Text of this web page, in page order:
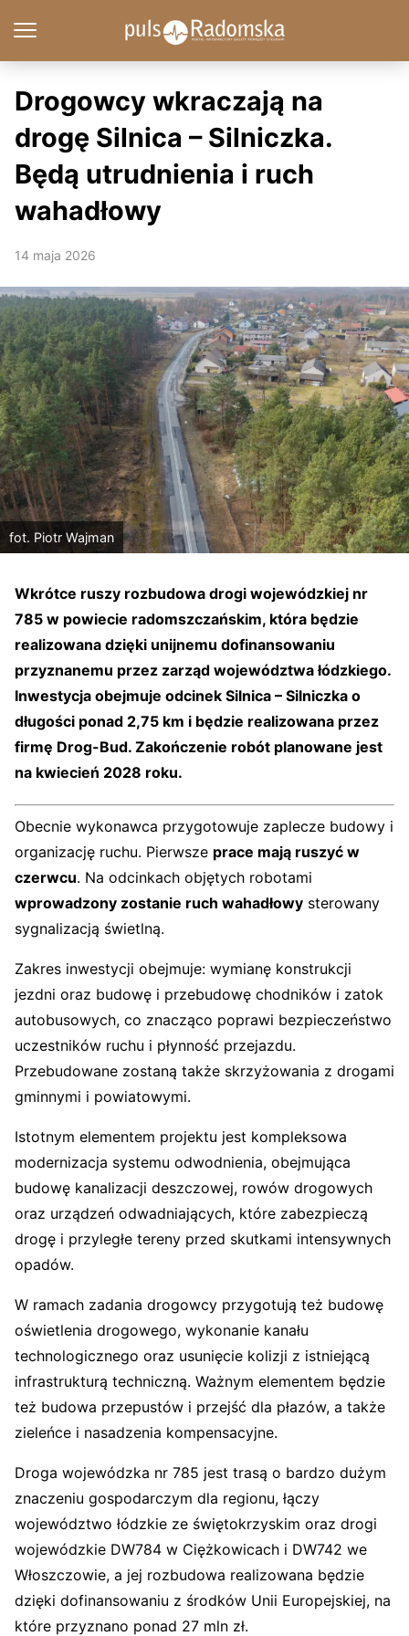
Drogowcy wkraczają na
drogę Silnica – Silniczka.
Będą utrudnienia i ruch
wahadłowy
14 maja 2026
fot. Piotr Wajman
Wkrótce ruszy rozbudowa drogi wojewódzkiej nr
785 w powiecie radomszczańskim, która będzie
realizowana dzięki unijnemu dofinansowaniu
przyznanemu przez zarząd województwa łódzkiego.
Inwestycja obejmuje odcinek Silnica – Silniczka o
długości ponad 2,75 km i będzie realizowana przez
firmę Drog-Bud. Zakończenie robót planowane jest
na kwiecień 2028 roku.
Obecnie wykonawca przygotowuje zaplecze budowy i
organizację ruchu. Pierwsze prace mają ruszyć w
czerwcu. Na odcinkach objętych robotami
wprowadzony zostanie ruch wahadłowy sterowany
sygnalizacją świetlną.
Zakres inwestycji obejmuje: wymianę konstrukcji
jezdni oraz budowę i przebudowę chodników i zatok
autobusowych, co znacząco poprawi bezpieczeństwo
uczestników ruchu i płynność przejazdu.
Przebudowane zostaną także skrzyżowania z drogami
gminnymi i powiatowymi.
Istotnym elementem projektu jest kompleksowa
modernizacja systemu odwodnienia, obejmująca
budowę kanalizacji deszczowej, rowów drogowych
oraz urządzeń odwadniających, które zabezpieczą
drogę i przyległe tereny przed skutkami intensywnych
opadów.
W ramach zadania drogowcy przygotują też budowę
oświetlenia drogowego, wykonanie kanału
technologicznego oraz usunięcie kolizji z istniejącą
infrastrukturą techniczną. Ważnym elementem będzie
też budowa przepustów i przejść dla płazów, a także
zieleńce i nasadzenia kompensacyjne.
Droga wojewódzka nr 785 jest trasą o bardzo dużym
znaczeniu gospodarczym dla regionu, łączy
województwo łódzkie ze świętokrzyskim oraz drogi
wojewódzkie DW784 w Ciężkowicach i DW742 we
Włoszczowie, a jej rozbudowa realizowana będzie
dzięki dofinansowaniu z środków Unii Europejskiej, na
które przyznano ponad 27 mln zł.